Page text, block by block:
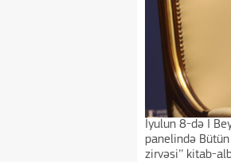
İyulun 8-də I
panelində
zirvəsi’’ kitab-